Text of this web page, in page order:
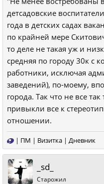
детсадовские
года в детских садах
по крайней мере
то деле не такая уж и
средняя по городу 30к с
работники, исключая
заведений), по-моему,
города. Так что не все
привыкли все к
отношении.
| ПМ | Визитка | Дневник
_sd_
Старожил